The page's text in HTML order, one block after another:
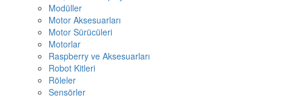
Modüller
Motor Aksesuarları
Motor Sürücüleri
Motorlar
Raspberry ve Aksesuarları
Robot Kitleri
Röleler
Sensörler